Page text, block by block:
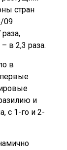
стран
09
в 2,3 раза.
в
и
с 1-го и 2-